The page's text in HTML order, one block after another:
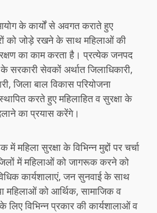
के कार्यों से अवगत कराते हुए
को जोड़े रखने के साथ महिलाओं की
का काम करता है। प्रत्येक जनपद
सेवकों अर्थात जिलाधिकारी,
जिला बाल विकास परियोजना
करते हुए महिलाहित व सुरक्षा के
का प्रयास करेंगे।
महिला सुरक्षा के विभिन्न मुद्दों पर चर्चा
में महिलाओं को जागरूक करने को
कार्यशालाएं, जन सुनवाई के साथ
महिलाओं को आर्थिक, सामाजिक व
विभिन्न प्रकार की कार्यशालाओं व